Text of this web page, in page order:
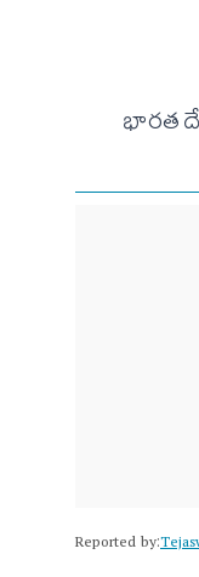
భారత
Reported by: